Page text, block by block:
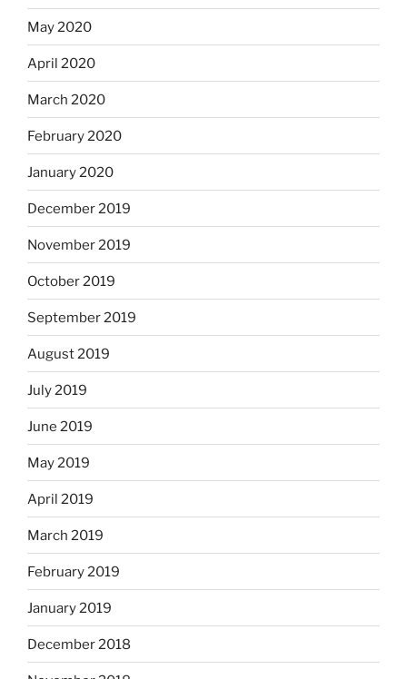
May 2020
April 2020
March 2020
February 2020
January 2020
December 2019
November 2019
October 2019
September 2019
August 2019
July 2019
June 2019
May 2019
April 2019
March 2019
February 2019
January 2019
December 2018